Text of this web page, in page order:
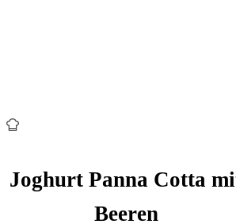
Joghurt Panna Cotta
Beeren